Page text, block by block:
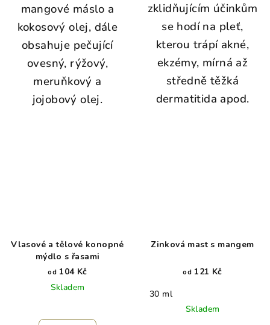
mangové máslo a
kokosový olej, dále
obsahuje pečující
ovesný, rýžový,
meruňkový a
jojobový olej.
zklidňujícím účinkům
se hodí na pleť,
kterou trápí akné,
ekzémy, mírná až
středně těžká
dermatitida apod.
Vlasové a tělové konopné
mýdlo s řasami
od 104 Kč
Skladem
Zinková mast s mangem
od 121 Kč
30 ml
Skladem